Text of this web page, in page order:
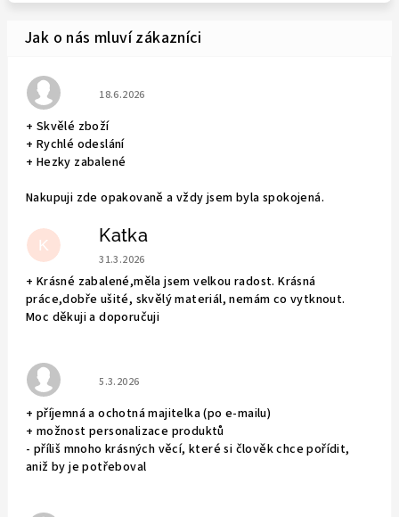
Hodnocení obchodu je 5 z 5 hvězdiček.
18.6.2026
+ Skvělé zboží
+ Rychlé odeslání
+ Hezky zabalené
Nakupuji zde opakovaně a vždy jsem byla spokojená.
K Katka
Hodnocení obchodu je 5 z 5 hvězdiček.
31.3.2026
+ Krásné zabalené,měla jsem velkou radost. Krásná
práce,dobře ušité, skvělý materiál, nemám co vytknout.
Moc děkuji a doporučuji
Hodnocení obchodu je 5 z 5 hvězdiček.
5.3.2026
+ příjemná a ochotná majitelka (po e-mailu)
+ možnost personalizace produktů
- příliš mnoho krásných věcí, které si člověk chce pořídit,
aniž by je potřeboval